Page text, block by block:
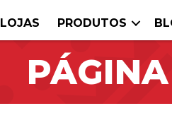
LOJAS PRODUTOS